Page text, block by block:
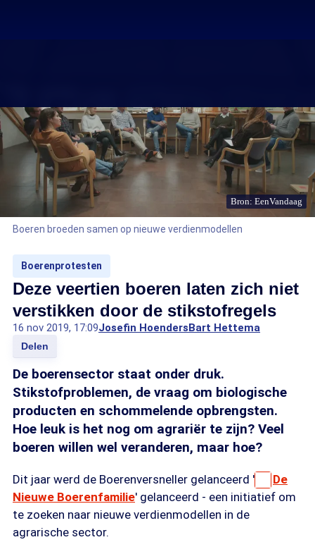
Bron: EenVandaag
Boeren broeden samen op nieuwe verdienmodellen
Boerenprotesten
Deze veertien boeren laten zich niet
verstikken door de stikstofregels
16 nov 2019, 17:09Josefin HoendersBart Hettema
Delen
De boerensector staat onder druk.
Stikstofproblemen, de vraag om biologische
producten en schommelende opbrengsten.
Hoe leuk is het nog om agrariër te zijn? Veel
boeren willen wel veranderen, maar hoe?
Dit jaar werd de Boerenversneller gelanceerd '
De
Nieuwe Boerenfamilie' gelanceerd - een initiatief om
te zoeken naar nieuwe verdienmodellen in de
agrarische sector.